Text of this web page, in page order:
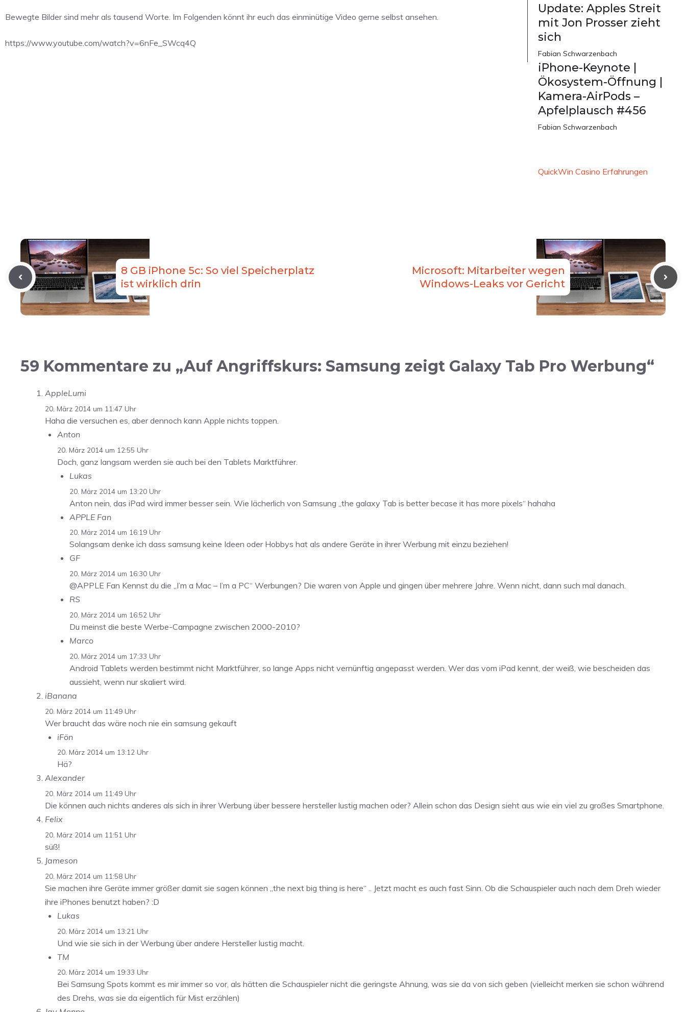
Bewegte Bilder sind mehr als tausend Worte. Im Folgenden könnt ihr euch das einminütige Video gerne selbst ansehen.
https://www.youtube.com/watch?v=6nFe_SWcq4Q
Update: Apples Streit
mit Jon Prosser zieht
sich
Fabian Schwarzenbach
iPhone-Keynote |
Ökosystem-Öffnung |
Kamera-AirPods –
Apfelplausch #456
Fabian Schwarzenbach
QuickWin Casino Erfahrungen
8 GB iPhone 5c: So viel Speicherplatz
ist wirklich drin
Microsoft: Mitarbeiter wegen
Windows-Leaks vor Gericht
59 Kommentare zu „Auf Angriffskurs: Samsung zeigt Galaxy Tab Pro Werbung“
AppleLumi
20. März 2014 um 11:47 Uhr
Haha die versuchen es, aber dennoch kann Apple nichts toppen.
Anton
20. März 2014 um 12:55 Uhr
Doch, ganz langsam werden sie auch bei den Tablets Marktführer.
Lukas
20. März 2014 um 13:20 Uhr
Anton nein, das iPad wird immer besser sein. Wie lächerlich von Samsung „the galaxy Tab is better becase it has more pixels“ hahaha
APPLE Fan
20. März 2014 um 16:19 Uhr
Solangsam denke ich dass samsung keine Ideen oder Hobbys hat als andere Geräte in ihrer Werbung mit einzu beziehen!
GF
20. März 2014 um 16:30 Uhr
@APPLE Fan Kennst du die „I’m a Mac – I’m a PC“ Werbungen? Die waren von Apple und gingen über mehrere Jahre. Wenn nicht, dann such mal danach.
RS
20. März 2014 um 16:52 Uhr
Du meinst die beste Werbe-Campagne zwischen 2000-2010?
Marco
20. März 2014 um 17:33 Uhr
Android Tablets werden bestimmt nicht Marktführer, so lange Apps nicht vernünftig angepasst werden. Wer das vom iPad kennt, der weiß, wie bescheiden das
aussieht, wenn nur skaliert wird.
iBanana
20. März 2014 um 11:49 Uhr
Wer braucht das wäre noch nie ein samsung gekauft
iFön
20. März 2014 um 13:12 Uhr
Hä?
Alexander
20. März 2014 um 11:49 Uhr
Die können auch nichts anderes als sich in ihrer Werbung über bessere hersteller lustig machen oder? Allein schon das Design sieht aus wie ein viel zu großes Smartphone.
Felix
20. März 2014 um 11:51 Uhr
süß!
Jameson
20. März 2014 um 11:58 Uhr
Sie machen ihre Geräte immer größer damit sie sagen können „the next big thing is here“ .. Jetzt macht es auch fast Sinn. Ob die Schauspieler auch nach dem Dreh wieder
ihre iPhones benutzt haben? :D
Lukas
20. März 2014 um 13:21 Uhr
Und wie sie sich in der Werbung über andere Hersteller lustig macht.
TM
20. März 2014 um 19:33 Uhr
Bei Samsung Spots kommt es mir immer so vor, als hätten die Schauspieler nicht die geringste Ahnung, was sie da von sich geben (vielleicht merken sie schon während
des Drehs, was sie da eigentlich für Mist erzählen)